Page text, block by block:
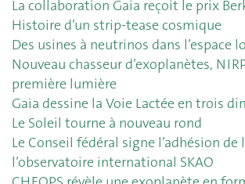
La collaboration Gaia reçoit le prix
Histoire d’un strip-tease cosmique
Des usines à neutrinos dans l’espace
Nouveau chasseur d’exoplanètes,
première lumière
Gaia dessine la Voie Lactée en trois
Le Soleil tourne à nouveau rond
Le Conseil fédéral signe l’adhésion de
l’observatoire international SKAO